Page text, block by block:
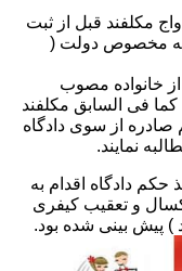
ازدواج مکلفند قبل از ثبت
نامه مخصوص دولت (
قانون حمایت از خانواده مصوب
کما فی السابق مکلفند
صادره از سوی دادگاه
نمایند.
دادگاه اقدام به
و تعقیب کیفری
بینی شده بود.